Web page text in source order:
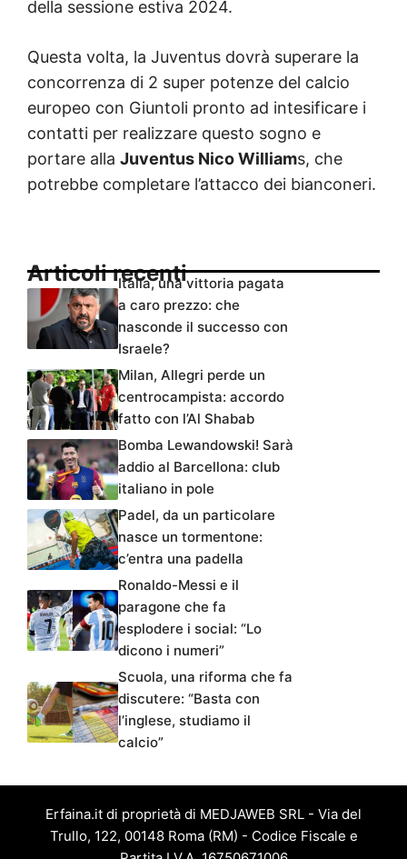
della sessione estiva 2024.
Questa volta, la Juventus dovrà superare la
concorrenza di 2 super potenze del calcio
europeo con Giuntoli pronto ad intesificare i
contatti per realizzare questo sogno e
portare alla Juventus Nico Williams, che
potrebbe completare l’attacco dei bianconeri.
Articoli recentiItalia, una vittoria pagata
a caro prezzo: che
nasconde il successo con
Israele?
Milan, Allegri perde un
centrocampista: accordo
fatto con l’Al Shabab
Bomba Lewandowski! Sarà
addio al Barcellona: club
italiano in pole
Padel, da un particolare
nasce un tormentone:
c’entra una padella
Ronaldo-Messi e il
paragone che fa
esplodere i social: “Lo
dicono i numeri”
Scuola, una riforma che fa
discutere: “Basta con
l’inglese, studiamo il
calcio”
Erfaina.it di proprietà di MEDJAWEB SRL - Via del
Trullo, 122, 00148 Roma (RM) - Codice Fiscale e